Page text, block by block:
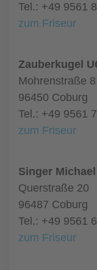
Tel.: +49 9561
zum Friseur
Zauberkugel
Mohrenstraße 8
96450 Coburg
Tel.: +49 9561
zum Friseur
Singer
Querstraße 20
96487 Coburg
Tel.: +49 9561
zum Friseur